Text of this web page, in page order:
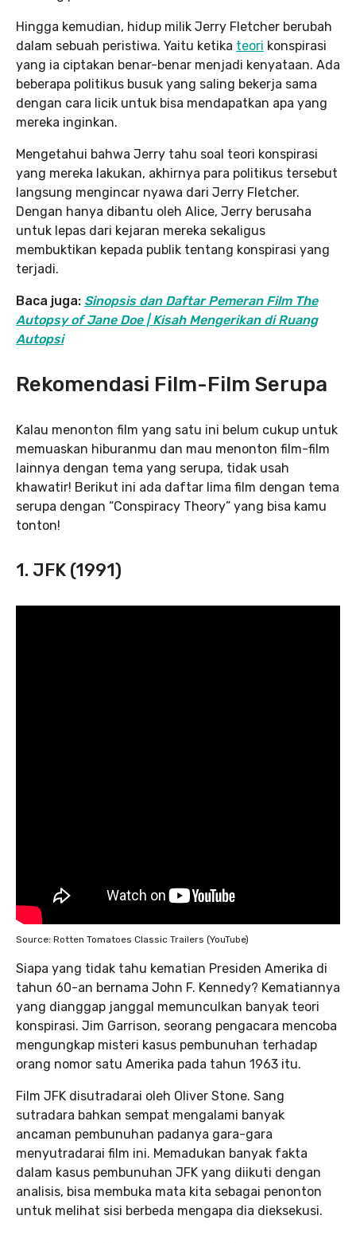
Hingga kemudian, hidup milik Jerry Fletcher berubah
dalam sebuah peristiwa. Yaitu ketika teori konspirasi
yang ia ciptakan benar-benar menjadi kenyataan. Ada
beberapa politikus busuk yang saling bekerja sama
dengan cara licik untuk bisa mendapatkan apa yang
mereka inginkan.
Mengetahui bahwa Jerry tahu soal teori konspirasi
yang mereka lakukan, akhirnya para politikus tersebut
langsung mengincar nyawa dari Jerry Fletcher.
Dengan hanya dibantu oleh Alice, Jerry berusaha
untuk lepas dari kejaran mereka sekaligus
membuktikan kepada publik tentang konspirasi yang
terjadi.
Baca juga: Sinopsis dan Daftar Pemeran Film The
Autopsy of Jane Doe | Kisah Mengerikan di Ruang
Autopsi
Rekomendasi Film-Film Serupa
Kalau menonton film yang satu ini belum cukup untuk
memuaskan hiburanmu dan mau menonton film-film
lainnya dengan tema yang serupa, tidak usah
khawatir! Berikut ini ada daftar lima film dengan tema
serupa dengan “Conspiracy Theory” yang bisa kamu
tonton!
1. JFK (1991)
Source: Rotten Tomatoes Classic Trailers (YouTube)
Siapa yang tidak tahu kematian Presiden Amerika di
tahun 60-an bernama John F. Kennedy? Kematiannya
yang dianggap janggal memunculkan banyak teori
konspirasi. Jim Garrison, seorang pengacara mencoba
mengungkap misteri kasus pembunuhan terhadap
orang nomor satu Amerika pada tahun 1963 itu.
Film JFK disutradarai oleh Oliver Stone. Sang
sutradara bahkan sempat mengalami banyak
ancaman pembunuhan padanya gara-gara
menyutradarai film ini. Memadukan banyak fakta
dalam kasus pembunuhan JFK yang diikuti dengan
analisis, bisa membuka mata kita sebagai penonton
untuk melihat sisi berbeda mengapa dia dieksekusi.